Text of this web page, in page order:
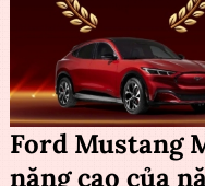
Ford Mustang
năng cao của